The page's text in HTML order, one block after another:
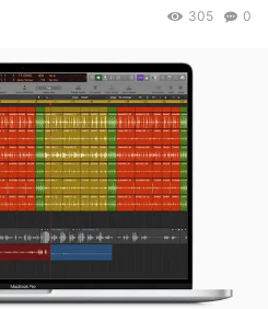
0
305